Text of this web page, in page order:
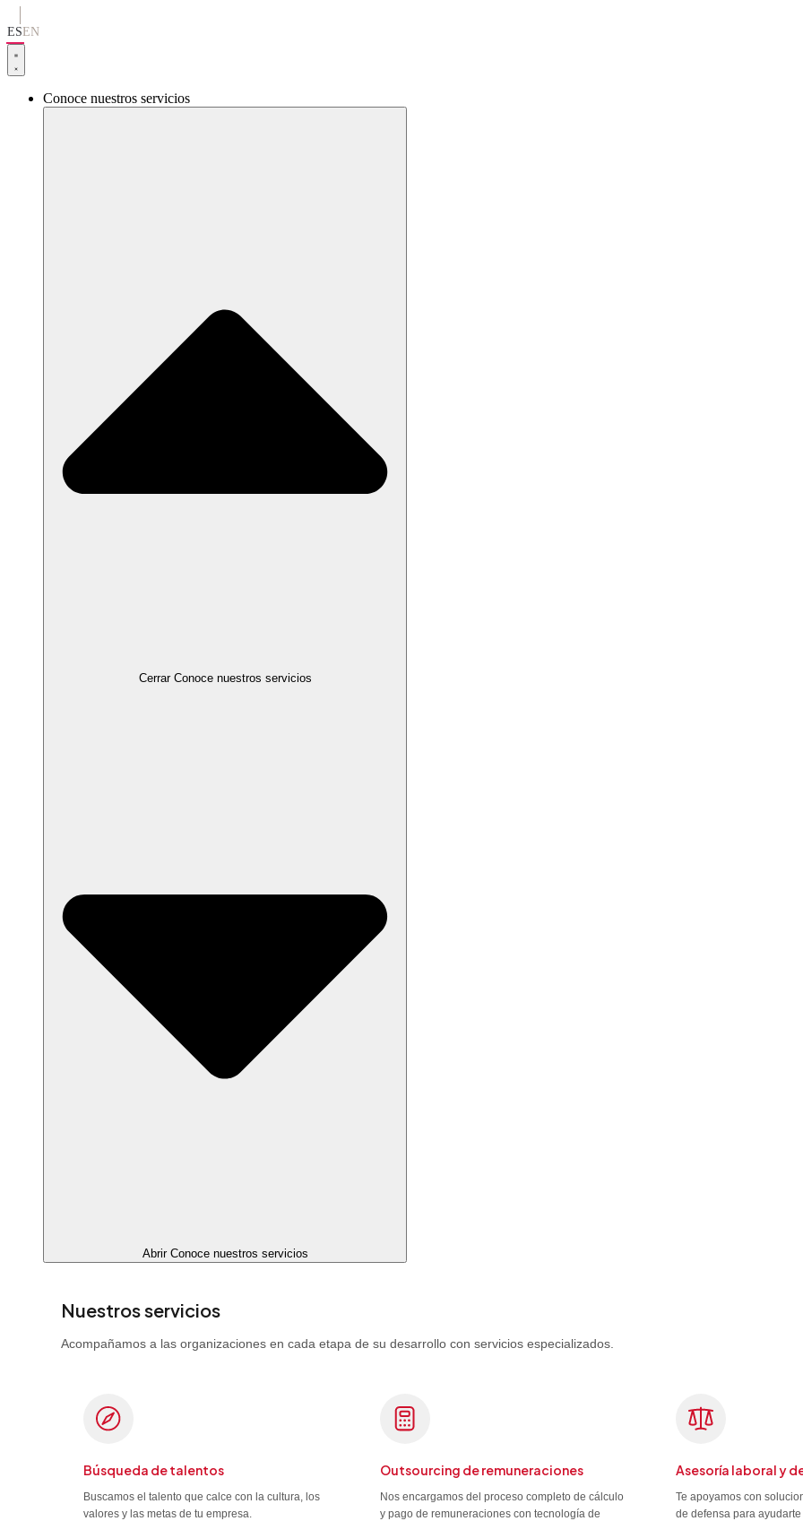
al
contenido
ESEN
Conoce nuestros servicios
Cerrar Conoce nuestros servicios
Abrir Conoce nuestros servicios
Nuestros servicios
Acompañamos a las organizaciones en cada etapa de su desarrollo con servicios especializados.
Búsqueda de talentos
Buscamos el talento que calce con la cultura, los
valores y las metas de tu empresa.
Outsourcing de remuneraciones
Nos encargamos del proceso completo de cálculo
y pago de remuneraciones con tecnología de
Asesoría laboral y
Te apoyamos con
de defensa para